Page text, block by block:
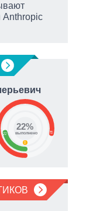
Anthropic
78
22
0
22%
выполнено